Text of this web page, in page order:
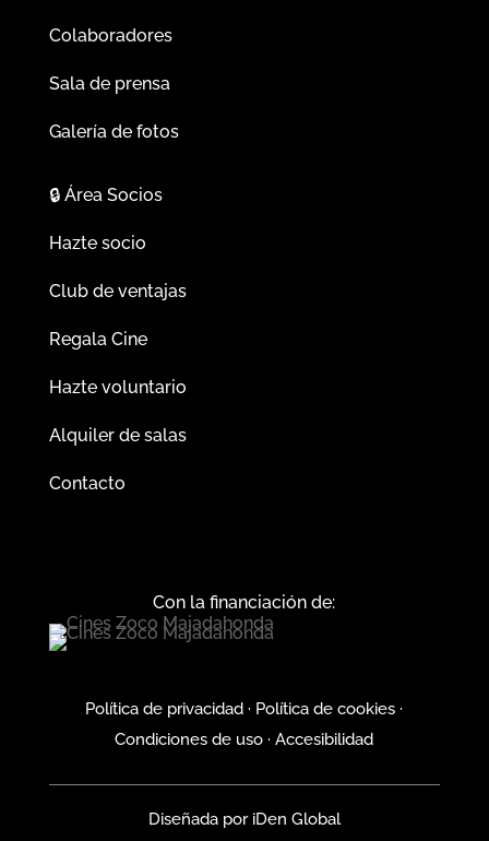
Colaboradores
Sala de prensa
Galería de fotos
🔒Área Socios
Hazte socio
Club de ventajas
Regala Cine
Hazte voluntario
Alquiler de salas
Contacto
Con la financiación de:
Política de privacidad · Política de cookies ·
Condiciones de uso ·Accesibilidad
Diseñada poriDen Global